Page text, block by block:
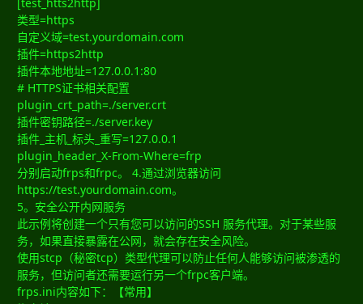
类型=https
自定义域=test.yourdomain.com
插件=https2http
插件本地地址=127.0.0.1:80
# HTTPS证书相关配置
plugin_crt_path=./server.crt
插件密钥路径=./server.key
插件_主机_标头_重写=127.0.0.1
plugin_header_X-From-Where=frp
分别启动frps和frpc。 4.通过浏览器访问
https://test.yourdomain.com。
5。安全公开内网服务
此示例将创建一个只有您可以访问的SSH 服务代理。对于某些服
务，如果直接暴露在公网，就会存在安全风险。
使用stcp（秘密tcp）类型代理可以防止任何人能够访问被渗透的
服务，但访问者还需要运行另一个frpc客户端。
frps.ini内容如下：【常用】